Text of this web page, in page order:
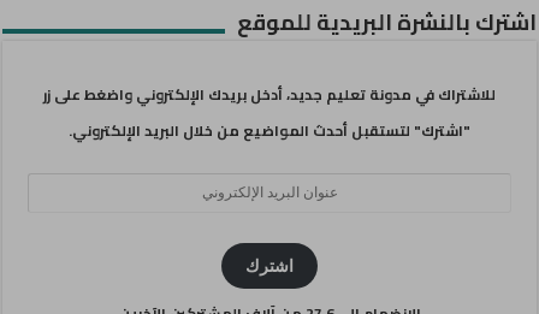
اشترك بالنشرة البريدية للموقع
للاشتراك في مدونة تعليم جديد، أدخل بريدك الإلكتروني واضغط على زر
"اشترك" لتستقبل أحدث المواضيع من خلال البريد الإلكتروني.
اشترك